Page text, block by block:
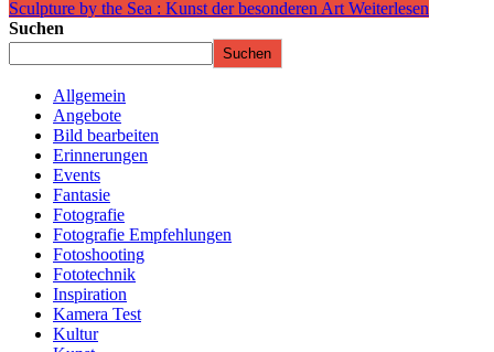
Sculpture by the Sea : Kunst der besonderen Art Weiterlesen
Suchen
Suchen
Allgemein
Angebote
Bild bearbeiten
Erinnerungen
Events
Fantasie
Fotografie
Fotografie Empfehlungen
Fotoshooting
Fototechnik
Inspiration
Kamera Test
Kultur